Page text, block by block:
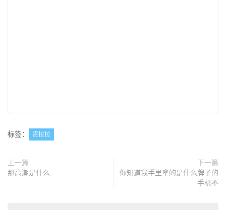
标签： 货拉拉
上一篇
那高潮是什么
下一篇
你知道我手里拿的是什么牌子的
手机不